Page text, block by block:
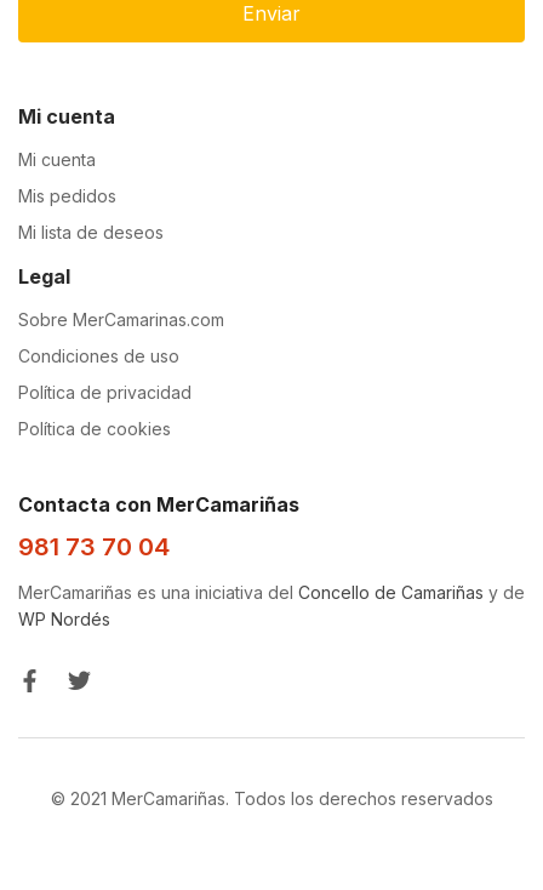
Enviar
Mi cuenta
Mi cuenta
Mis pedidos
Mi lista de deseos
Legal
Sobre MerCamarinas.com
Condiciones de uso
Política de privacidad
Política de cookies
Contacta con MerCamariñas
981 73 70 04
MerCamariñas es una iniciativa del Concello de Camariñas y de
WP Nordés
© 2021 MerCamariñas. Todos los derechos reservados